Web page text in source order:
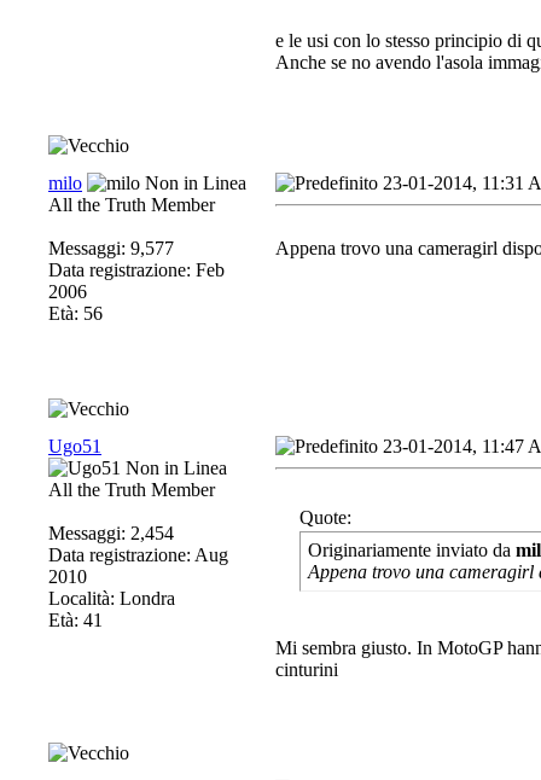
e le usi con lo stesso principio di
Anche se no avendo l'asola
milo
All the Truth Member
Messaggi: 9,577
Data registrazione: Feb
2006
Età: 56
23-01-2014, 11:31
Appena trovo una cameragirl
Ugo51
All the Truth Member
Messaggi: 2,454
Data registrazione: Aug
2010
Località: Londra
Età: 41
23-01-2014, 11:47
Quote:
Originariamente inviato da
Appena trovo una
Mi sembra giusto. In MotoGP
cinturini